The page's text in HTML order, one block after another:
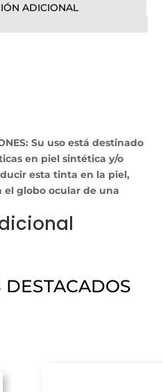
ADICIONAL
Su uso está destinado
en piel sintética y/o
esta tinta en la piel,
el globo ocular de una